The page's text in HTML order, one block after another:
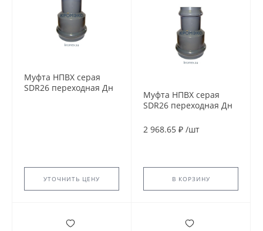
Муфта НПВХ серая
SDR26 переходная Дн
УТОЧНИТЬ ЦЕНУ
Муфта НПВХ серая
SDR26 переходная Дн
раструбная напорная
2 968.65 ₽ /шт
В КОРЗИНУ